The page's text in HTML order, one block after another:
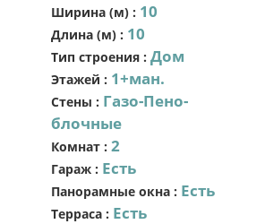
Ширина (м): 10
Длина (м): 10
Тип строения: Дом
Этажей : 1+ман.
Стены : Газо-Пено-
блочные
Комнат: 2
Гараж: Есть
Панорамные окна: Есть
Терраса: Есть